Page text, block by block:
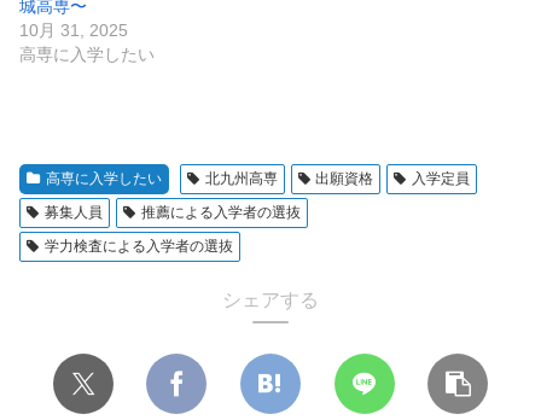
城高専〜
10月 31, 2025
高専に入学したい
高専に入学したい 北九州高専 出願資格
入学定員
募集人員
推薦による入学者の選抜
学力検査による入学者の選抜
シェアする